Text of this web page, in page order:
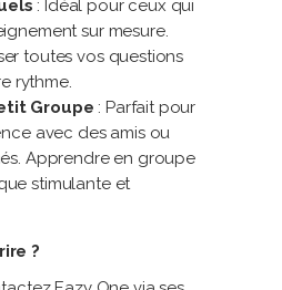
: Idéal pour ceux qui
sur mesure.
toutes vos questions
rythme.
Groupe : Parfait pour
avec des amis ou
Apprendre en groupe
stimulante et
?